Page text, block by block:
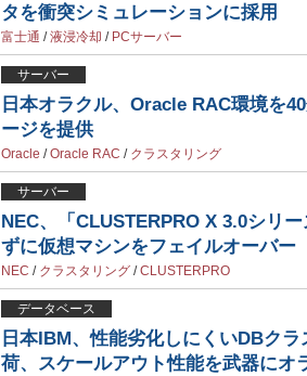
タを衝突シミュレーションに採用
富士通 /液浸冷却 / PCサーバー
サーバー
日本オラクル、Oracle RAC環境を
ージを提供
Oracle /Oracle RAC / クラスタリング
サーバー
NEC、「CLUSTERPRO X 3.0シリ
ずに仮想マシンをフェイルオーバー
NEC / クラスタリング /CLUSTERPRO
データベース
日本IBM、性能劣化しにくいDBク
荷、スケールアウト性能を武器にオ